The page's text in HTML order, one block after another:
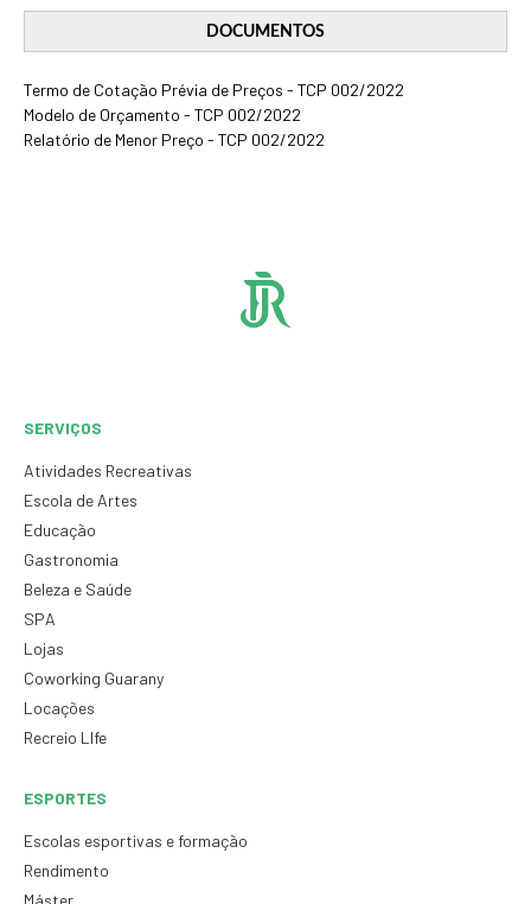
DOCUMENTOS
Termo de Cotação Prévia de Preços - TCP 002/2022
Modelo de Orçamento - TCP 002/2022
Relatório de Menor Preço - TCP 002/2022
SERVIÇOS
Atividades Recreativas
Escola de Artes
Educação
Gastronomia
Beleza e Saúde
SPA
Lojas
Coworking Guarany
Locações
Recreio LIfe
ESPORTES
Escolas esportivas e formação
Rendimento
Máster